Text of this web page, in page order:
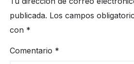
publicada. Los campos
con *
Comentario *